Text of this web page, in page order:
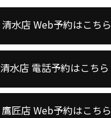
清水店 Web予約はこちら
清水店 電話予約はこちら
鷹匠店 Web予約はこちら